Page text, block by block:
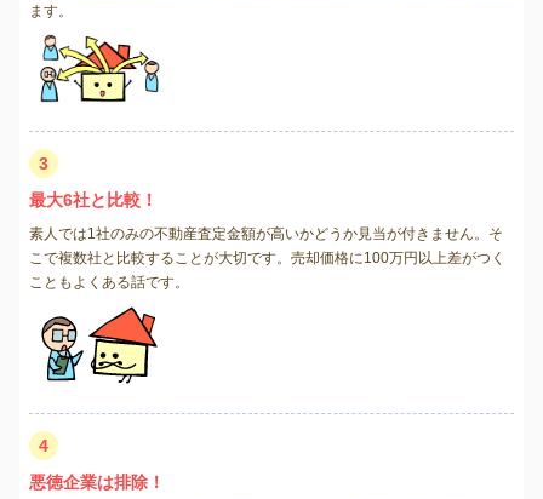
ます。
3
最大6社と比較！
素人では1社のみの不動産査定金額が高いかどうか見当が付きません。そ
こで複数社と比較することが大切です。売却価格に100万円以上差がつく
こともよくある話です。
4
悪徳企業は排除！